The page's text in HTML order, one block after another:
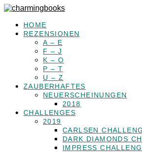
HOME
REZENSIONEN
A – E
F – J
K – O
P – T
U – Z
ZAUBERHAFTES
NEUERSCHEINUNGEN
2018
CHALLENGES
2019
CARLSEN
DARK DIAMONDS
IMPRESS